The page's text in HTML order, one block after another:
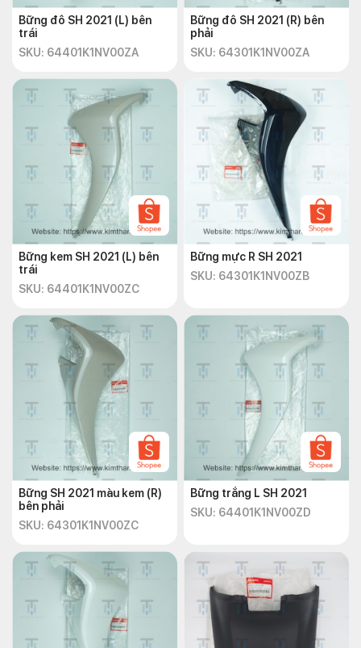
Bững đô SH 2021 (L) bên
trái
SKU: 64401K1NV00ZA
Bững đô SH 2021 (R) bên
phải
SKU: 64301K1NV00ZA
Bững kem SH 2021 (L) bên
trái
SKU: 64401K1NV00ZC
Bững mực R SH 2021
SKU: 64301K1NV00ZB
Bững SH 2021 màu kem (R)
bên phải
SKU: 64301K1NV00ZC
Bững trắng L SH 2021
SKU: 64401K1NV00ZD